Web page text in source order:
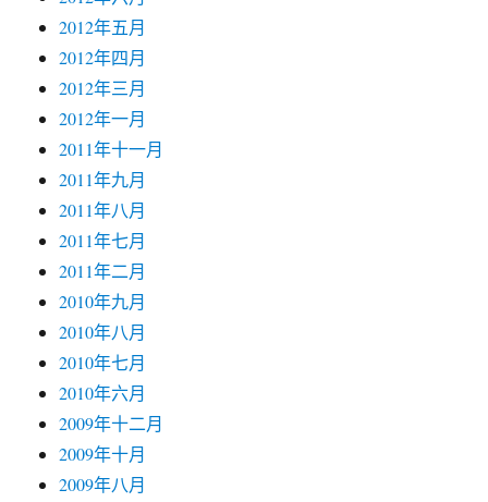
2012年五月
2012年四月
2012年三月
2012年一月
2011年十一月
2011年九月
2011年八月
2011年七月
2011年二月
2010年九月
2010年八月
2010年七月
2010年六月
2009年十二月
2009年十月
2009年八月